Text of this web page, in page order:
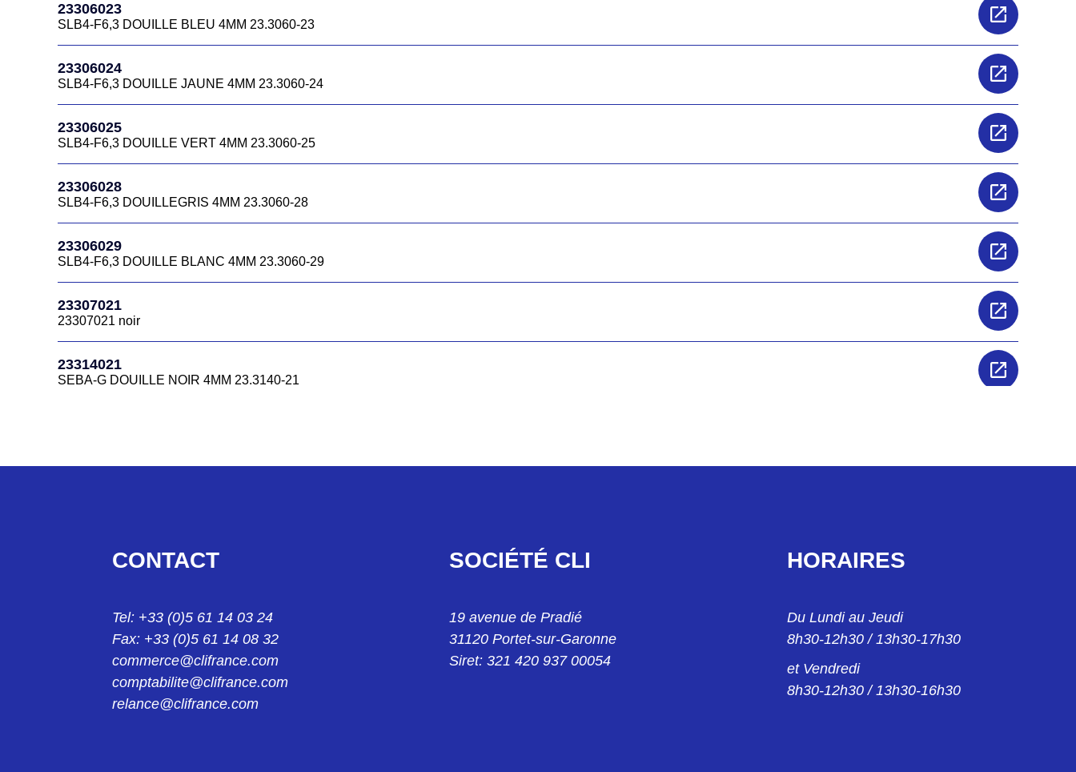
23306023
SLB4-F6,3 DOUILLE BLEU 4MM 23.3060-23
23306024
SLB4-F6,3 DOUILLE JAUNE 4MM 23.3060-24
23306025
SLB4-F6,3 DOUILLE VERT 4MM 23.3060-25
23306028
SLB4-F6,3 DOUILLEGRIS 4MM 23.3060-28
23306029
SLB4-F6,3 DOUILLE BLANC 4MM 23.3060-29
23307021
23307021 noir
23314021
SEBA-G DOUILLE NOIR 4MM 23.3140-21
KS2-10L/1 FICHE BLANC 2MM 24.0043-29
KPS1/B2 PINCE NOIR 2MM 24.0139-21
24013922
KPS1/B2 PINCE ROUGE 2MM 24.0139-22
CONTACT
Tel: +33 (0)5 61 14 03 24
Fax: +33 (0)5 61 14 08 32
commerce@clifrance.com
comptabilite@clifrance.com
relance@clifrance.com
SOCIÉTÉ CLI
19 avenue de Pradié
31120 Portet-sur-Garonne
Siret: 321 420 937 00054
HORAIRES
Du Lundi au Jeudi
8h30-12h30 / 13h30-17h30
et Vendredi
8h30-12h30 / 13h30-16h30